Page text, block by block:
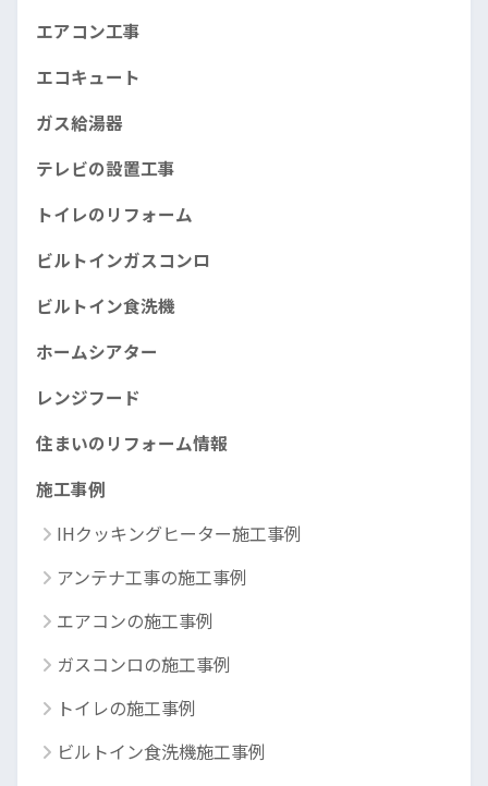
エアコン工事
エコキュート
ガス給湯器
テレビの設置工事
トイレのリフォーム
ビルトインガスコンロ
ビルトイン食洗機
ホームシアター
レンジフード
住まいのリフォーム情報
施工事例
IHクッキングヒーター施工事例
アンテナ工事の施工事例
エアコンの施工事例
ガスコンロの施工事例
トイレの施工事例
ビルトイン食洗機施工事例